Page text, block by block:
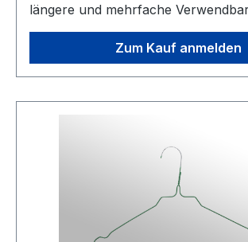
längere und mehrfache
garantiert.-&&& Neben den
weiss, gelb, orange, rot, pink,
blau, h. grün, d. grün, gold, silber
Abnahmemenge in jeder
betriebsinterne Wäschetrennung
Annahme- bzw.
nicht pulverbeschichtete Haken
%ige Förderbandtauglichkeit und
Gleitfähigkeit. Das Abblättern bzw.
Zum Kauf anmelden